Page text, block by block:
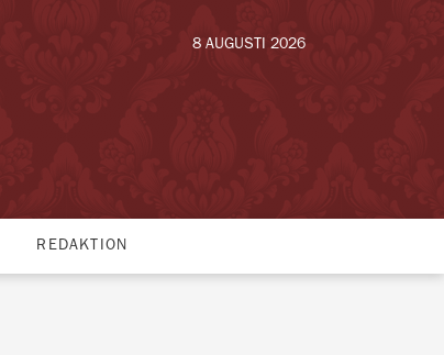
8 AUGUSTI 2026
REDAKTION